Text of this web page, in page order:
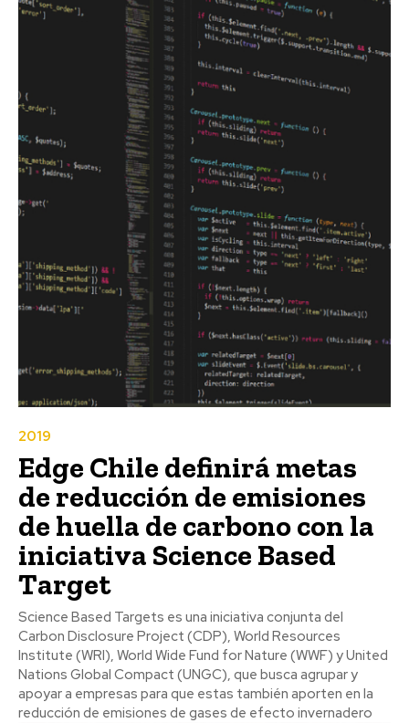
2019
Edge Chile definirá metas
de reducción de emisiones
de huella de carbono con la
iniciativa Science Based
Target
Science Based Targets es una iniciativa conjunta del
Carbon Disclosure Project (CDP), World Resources
Institute (WRI), World Wide Fund for Nature (WWF) y United
Nations Global Compact (UNGC), que busca agrupar y
apoyar a empresas para que estas también aporten en la
reducción de emisiones de gases de efecto invernadero